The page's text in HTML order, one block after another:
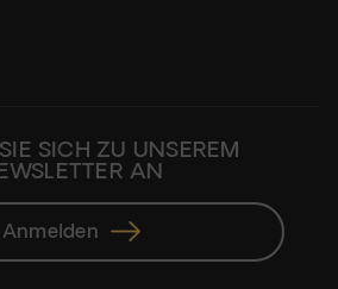
SICH ZU UNSEREM
AN
Anmelden